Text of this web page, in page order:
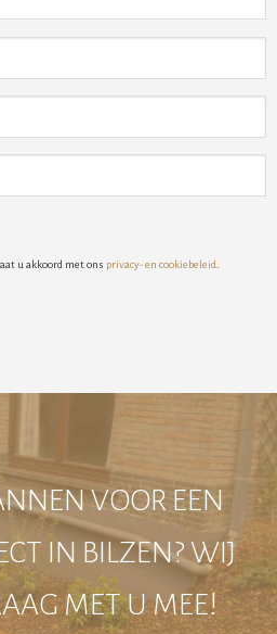
u akkoord met ons privacy- en cookiebeleid
VOOR EEN
IN BILZEN? WIJ
MET U MEE!